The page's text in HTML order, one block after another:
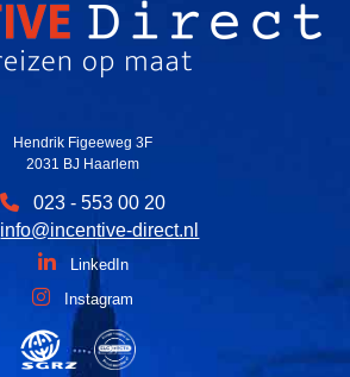
Hendrik Figeeweg 3F
2031 BJ Haarlem
023 - 553 00 20
info@incentive-direct.nl
LinkedIn
Instagram